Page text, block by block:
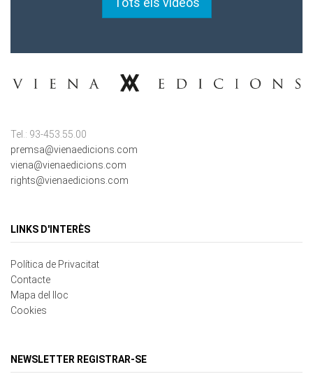
viena@vienaedicions.com
rights@vienaedicions.com
Política de Privacitat
Mapa del lloc
Cookies
Correu electrònic*